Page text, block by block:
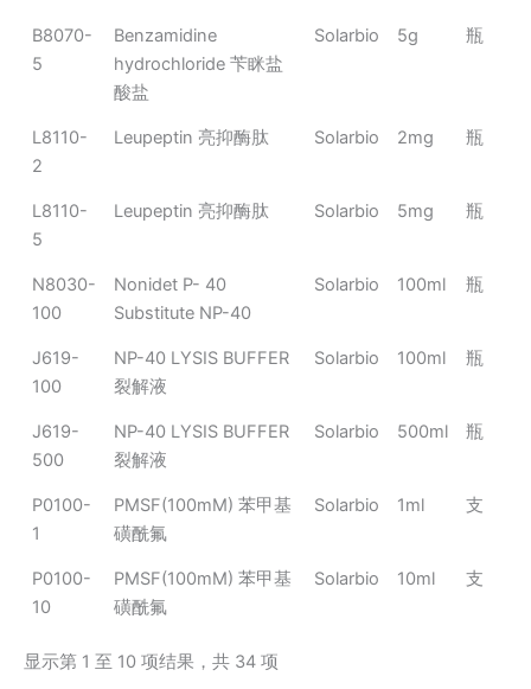
B8070-
5
Benzamidine
hydrochloride 苄眯盐
酸盐
Solarbio 5g 瓶
L8110-
2
Leupeptin 亮抑酶肽 Solarbio 2mg 瓶
L8110-
5
Leupeptin 亮抑酶肽 Solarbio 5mg 瓶
N8030-
100
Nonidet P- 40
Substitute NP-40
Solarbio 100ml 瓶
J619-
100
NP-40 LYSIS BUFFER
裂解液
Solarbio 100ml 瓶
J619-
500
NP-40 LYSIS BUFFER
裂解液
Solarbio 500ml 瓶
P0100-
1
PMSF(100mM) 苯甲基
磺酰氟
Solarbio 1ml 支
P0100-
10
PMSF(100mM) 苯甲基
磺酰氟
Solarbio 10ml 支
显示第 1 至 10 项结果，共 34 项